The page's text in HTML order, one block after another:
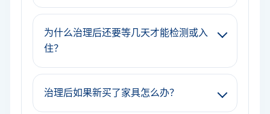
为什么治理后还要等几天才能检测或入
住？
治理后如果新买了家具怎么办？